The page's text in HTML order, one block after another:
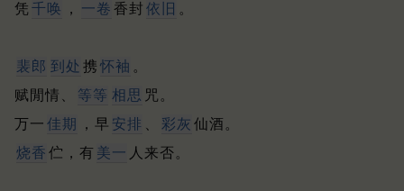
凭 千唤 ， 一卷 香封 依旧 。
裴郎 到处 携 怀袖 。
赋閒情、
等等 相思 咒。
万一 佳期 ，早 安排 彩灰 仙酒。
烧香 伫，有 美一 人来否。